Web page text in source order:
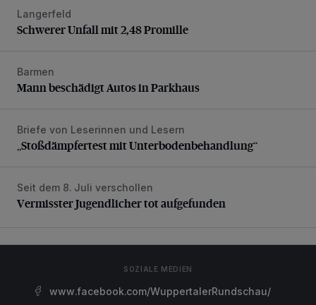
Schwerer Unfall mit 2,48 Promille
Langerfeld
Schwerer Unfall mit 2,48 Promille
Mann beschädigt Autos in Parkhaus
Barmen
Mann beschädigt Autos in Parkhaus
„Stoßdämpfertest mit Unterbodenbehandlung“
Briefe von Leserinnen und Lesern
„Stoßdämpfertest mit Unterbodenbehandlung“
Vermisster Jugendlicher tot aufgefunden
Seit dem 8. Juli verschollen
Vermisster Jugendlicher tot aufgefunden
SOZIALE MEDIEN
www.facebook.com/WuppertalerRundschau/